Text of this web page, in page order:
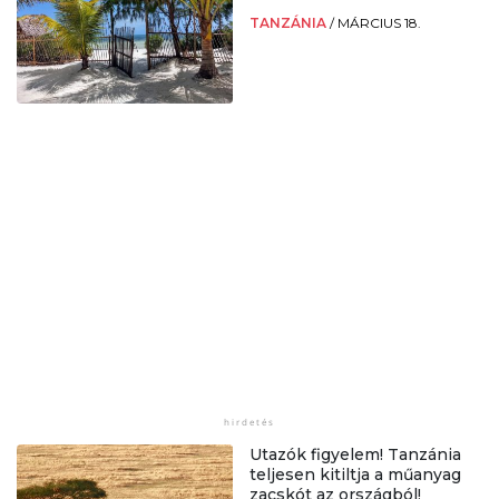
TANZÁNIA / MÁRCIUS 18.
Utazók figyelem! Tanzánia
teljesen kitiltja a műanyag
zacskót az országból!